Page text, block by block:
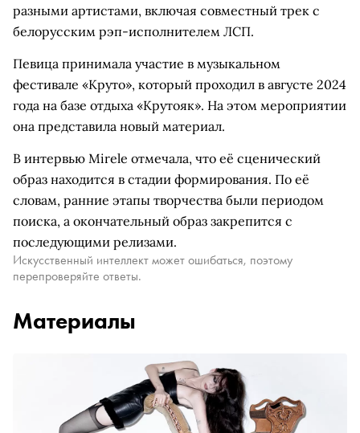
разными артистами, включая совместный трек с
белорусским рэп-исполнителем ЛСП.
Певица принимала участие в музыкальном
фестивале «Круто», который проходил в августе 2024
года на базе отдыха «Крутояк». На этом мероприятии
она представила новый материал.
В интервью Mirele отмечала, что её сценический
образ находится в стадии формирования. По её
словам, ранние этапы творчества были периодом
поиска, а окончательный образ закрепится с
последующими релизами.
Искусственный интеллект может ошибаться, поэтому
перепроверяйте ответы.
Материалы